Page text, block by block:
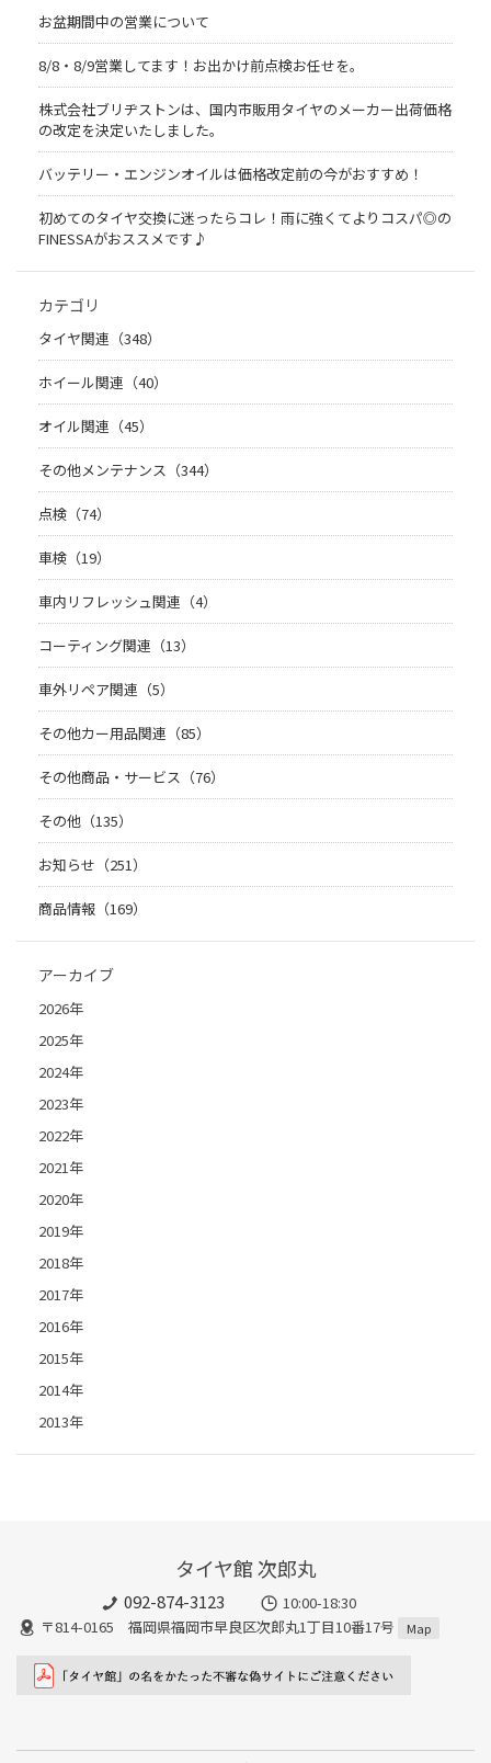
お盆期間中の営業について
8/8・8/9営業してます！お出かけ前点検お任せを。
株式会社ブリヂストンは、国内市販用タイヤのメーカー出荷価格
の改定を決定いたしました。
バッテリー・エンジンオイルは価格改定前の今がおすすめ！
初めてのタイヤ交換に迷ったらコレ！雨に強くてよりコスパ◎の
FINESSAがおススメです♪
カテゴリ
タイヤ関連（348）
ホイール関連（40）
オイル関連（45）
その他メンテナンス（344）
点検（74）
車検（19）
車内リフレッシュ関連（4）
コーティング関連（13）
車外リペア関連（5）
その他カー用品関連（85）
その他商品・サービス（76）
その他（135）
お知らせ（251）
商品情報（169）
アーカイブ
2026年
2025年
2024年
2023年
2022年
2021年
2020年
2019年
2018年
2017年
2016年
2015年
2014年
2013年
タイヤ館 次郎丸
092-874-3123
10:00-18:30
〒814-0165 福岡県福岡市早良区次郎丸1丁目10番17号
Map